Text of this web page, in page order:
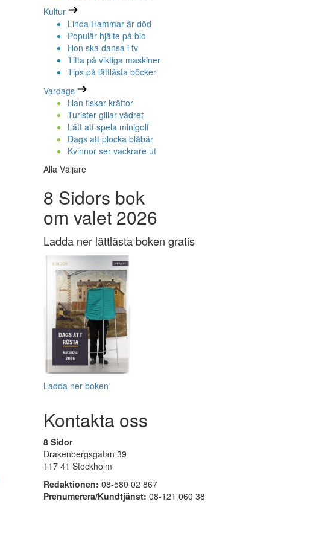
Kultur
Linda Hammar är död
Populär hjälte på bio
Hon ska dansa i tv
Titta på viktiga maskiner
Tips på lättlästa böcker
Vardags
Han fiskar kräftor
Turister gillar vädret
Lätt att spela minigolf
Dags att plocka blåbär
Kvinnor ser vackrare ut
Alla Väljare
8 Sidors bok
om valet 2026
Ladda ner lättlästa boken gratis
Ladda ner boken
Kontakta oss
8 Sidor
Drakenbergsgatan 39
117 41 Stockholm
Redaktionen: 08-580 02 867
Prenumerera/Kundtjänst: 08-121 060 38